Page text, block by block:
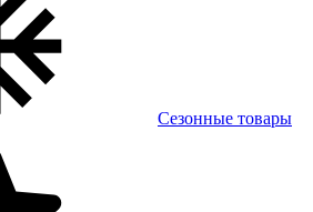
Сезонные товары